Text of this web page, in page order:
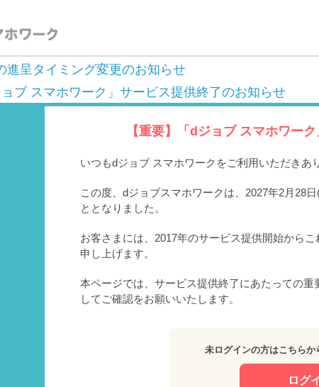
進呈タイミング変更のお知らせ
ョブ スマホワーク」サービス提供終了のお知らせ
【重要】「dジョブ スマホワー
いつもdジョブ スマホワークをご利用いただきあ
この度、dジョブスマホワークは、2027年2月28
ととなりました。
お客さまには、2017年のサービス提供開始から
申し上げます。
本ページでは、サービス提供終了にあたっての
してご確認をお願いいたします。
未ログインの方はこちら
ログ